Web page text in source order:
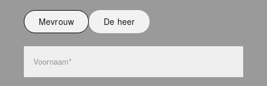
Mevrouw De heer
Voornaam*